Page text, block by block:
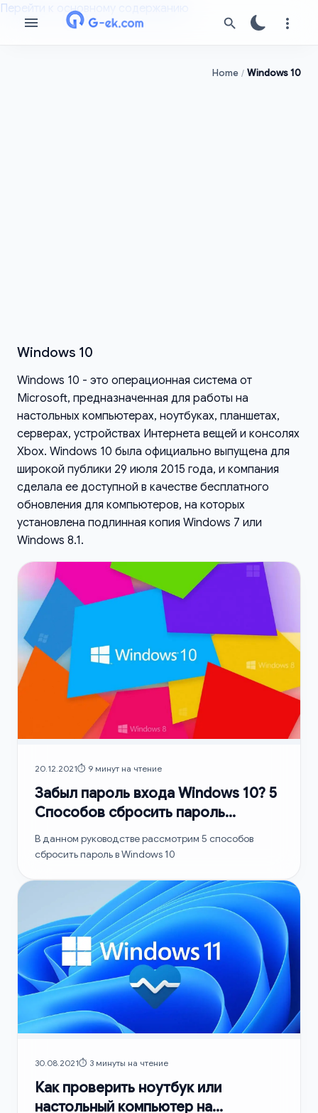
Перейти к основному содержанию
Home Windows 10
Windows 10
Windows 10 - это операционная система от
Microsoft, предназначенная для работы на
настольных компьютерах, ноутбуках, планшетах,
серверах, устройствах Интернета вещей и консолях
Xbox. Windows 10 была официально выпущена для
широкой публики 29 июля 2015 года, и компания
сделала ее доступной в качестве бесплатного
обновления для компьютеров, на которых
установлена ​​подлинная копия Windows 7 или
Windows 8.1.
20.12.2021⏱️ 9 минут на чтение
Забыл пароль входа Windows 10? 5
Способов сбросить пароль
Windows 10!
В данном руководстве рассмотрим 5 способов
сбросить пароль в Windows 10
30.08.2021⏱️ 3 минуты на чтение
Как проверить ноутбук или
настольный компьютер на